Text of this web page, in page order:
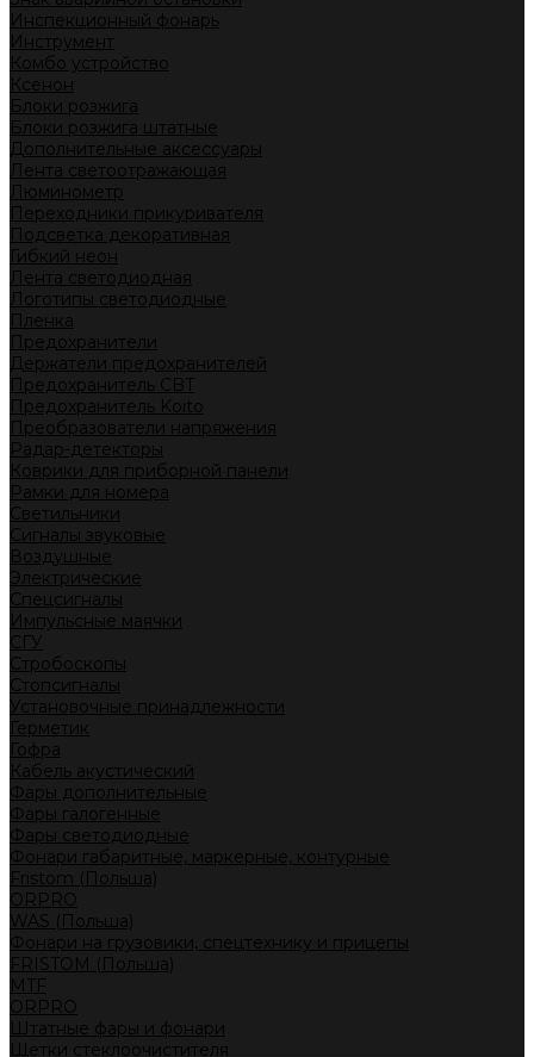
Инспекционный фонарь
Инструмент
Комбо устройство
Ксенон
Блоки розжига
Блоки розжига штатные
Дополнительные аксессуары
Лента светоотражающая
Люминометр
Переходники прикуривателя
Подсветка декоративная
Гибкий неон
Лента светодиодная
Логотипы светодиодные
Пленка
Предохранители
Держатели предохранителей
Предохранитель CBT
Предохранитель Koito
Преобразователи напряжения
Радар-детекторы
Коврики для приборной панели
Рамки для номера
Светильники
Сигналы звуковые
Воздушные
Электрические
Спецсигналы
Импульсные маячки
СГУ
Стробоскопы
Стопсигналы
Установочные принадлежности
Герметик
Гофра
Кабель акустический
Фары дополнительные
Фары галогенные
Фары светодиодные
Фонари габаритные, маркерные, контурные
Fristom (Польша)
ORPRO
WAS (Польша)
Фонари на грузовики, спецтехнику и прицепы
FRISTOM (Польша)
MTF
ORPRO
Штатные фары и фонари
Щетки стеклоочистителя